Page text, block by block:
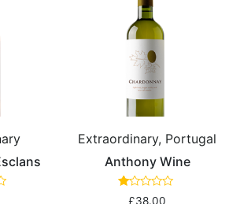
Extraordinary, Portugal
Anthony Wine
£38.00